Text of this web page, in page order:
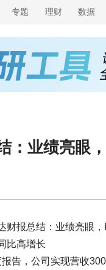
专题 理财 数据
：业绩亮眼
财报总结：业绩亮眼
比高增长
告，公司实现营收